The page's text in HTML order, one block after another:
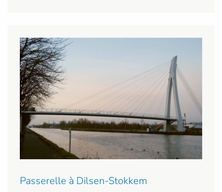
Passerelle à Dilsen-Stokkem